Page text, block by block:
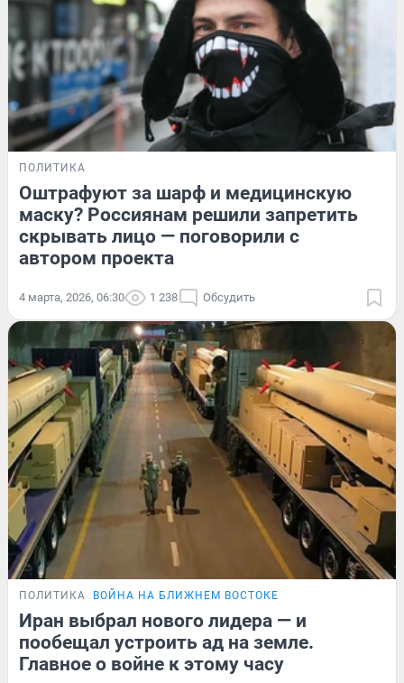
ПОЛИТИКА
Оштрафуют за шарф и медицинскую
маску? Россиянам решили запретить
скрывать лицо — поговорили с
автором проекта
4 марта, 2026, 06:30 1 238 Обсудить
ПОЛИТИКА ВОЙНА НА БЛИЖНЕМ ВОСТОКЕ
Иран выбрал нового лидера — и
пообещал устроить ад на земле.
Главное о войне к этому часу